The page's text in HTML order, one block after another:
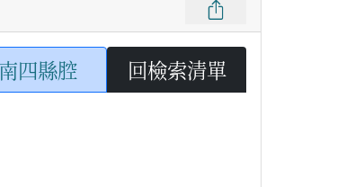
南四縣腔 回檢索清單